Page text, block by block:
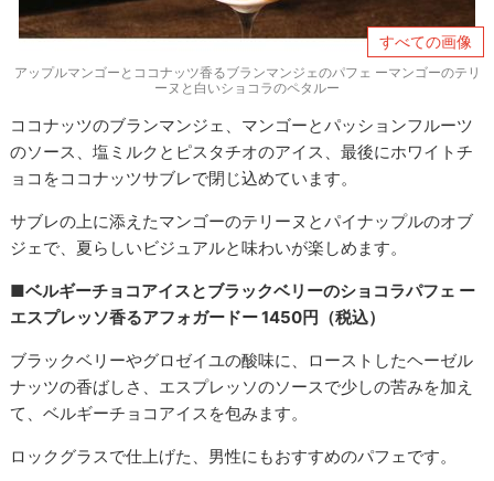
すべての画像
アップルマンゴーとココナッツ香るブランマンジェのパフェ ーマンゴーのテリ
ーヌと白いショコラのペタルー
ココナッツのブランマンジェ、マンゴーとパッションフルーツ
のソース、塩ミルクとピスタチオのアイス、最後にホワイトチ
ョコをココナッツサブレで閉じ込めています。
サブレの上に添えたマンゴーのテリーヌとパイナップルのオブ
ジェで、夏らしいビジュアルと味わいが楽しめます。
■ベルギーチョコアイスとブラックベリーのショコラパフェ ー
エスプレッソ香るアフォガードー 1450円（税込）
ブラックベリーやグロゼイユの酸味に、ローストしたヘーゼル
ナッツの香ばしさ、エスプレッソのソースで少しの苦みを加え
て、ベルギーチョコアイスを包みます。
ロックグラスで仕上げた、男性にもおすすめのパフェです。